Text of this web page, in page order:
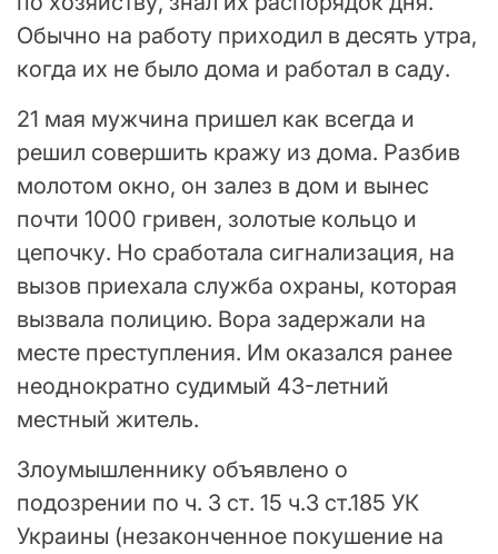
Обычно на работу приходил в десять утра,
когда их не было дома и работал в саду.
21 мая мужчина пришел как всегда и
решил совершить кражу из дома. Разбив
молотом окно, он залез в дом и вынес
почти 1000 гривен, золотые кольцо и
цепочку. Но сработала сигнализация, на
вызов приехала служба охраны, которая
вызвала полицию. Вора задержали на
месте преступления. Им оказался ранее
неоднократно судимый 43-летний
местный житель.
Злоумышленнику объявлено о
подозрении по ч. 3 ст. 15 ч.3 ст.185 УК
Украины (незаконченное покушение на